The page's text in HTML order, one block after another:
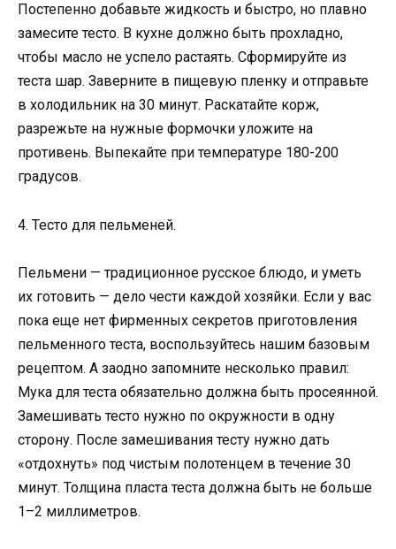
Постепенно добавьте жидкость и быстро, но плавно
замесите тесто. В кухне должно быть прохладно,
чтобы масло не успело растаять. Сформируйте из
теста шар. Заверните в пищевую пленку и отправьте
в холодильник на 30 минут. Раскатайте корж,
разрежьте на нужные формочки уложите на
противень. Выпекайте при температуре 180-200
градусов.
4. Тесто для пельменей.
Пельмени — традиционное русское блюдо, и уметь
их готовить — дело чести каждой хозяйки. Если у вас
пока еще нет фирменных секретов приготовления
пельменного теста, воспользуйтесь нашим базовым
рецептом. А заодно запомните несколько правил:
Мука для теста обязательно должна быть просеянной.
Замешивать тесто нужно по окружности в одну
сторону. После замешивания тесту нужно дать
«отдохнуть» под чистым полотенцем в течение 30
минут. Толщина пласта теста должна быть не больше
1–2 миллиметров.